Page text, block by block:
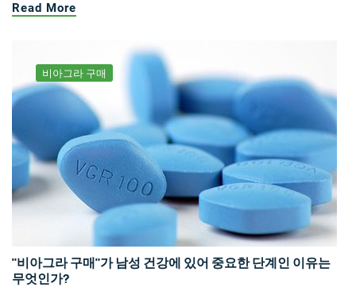
Read More
비아그라 구매
"비아그라 구매"가 남성 건강에 있어 중요한 단계인 이유는
무엇인가?